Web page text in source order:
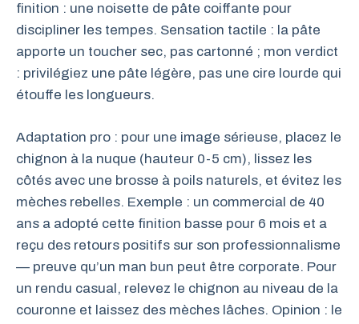
finition : une noisette de pâte coiffante pour
discipliner les tempes. Sensation tactile : la pâte
apporte un toucher sec, pas cartonné ; mon verdict
: privilégiez une pâte légère, pas une cire lourde qui
étouffe les longueurs.
Adaptation pro : pour une image sérieuse, placez le
chignon à la nuque (hauteur 0-5 cm), lissez les
côtés avec une brosse à poils naturels, et évitez les
mèches rebelles. Exemple : un commercial de 40
ans a adopté cette finition basse pour 6 mois et a
reçu des retours positifs sur son professionnalisme
— preuve qu’un man bun peut être corporate. Pour
un rendu casual, relevez le chignon au niveau de la
couronne et laissez des mèches lâches. Opinion : le